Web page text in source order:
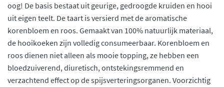
oog! De basis bestaat uit geurige, gedroogde kruiden en hooi
uit eigen teelt. De taart is versierd met de aromatische
korenbloem en roos. Gemaakt van 100% natuurlijk materiaal,
de hooikoeken zijn volledig consumeerbaar. Korenbloem en
roos dienen niet alleen als mooie topping, ze hebben een
bloedzuiverend, diuretisch, ontstekingsremmend en
verzachtend effect op de spijsverteringsorganen. Voorzichtig